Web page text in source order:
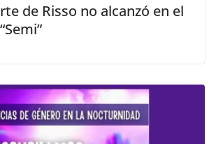
de Risso no alcanzó en el